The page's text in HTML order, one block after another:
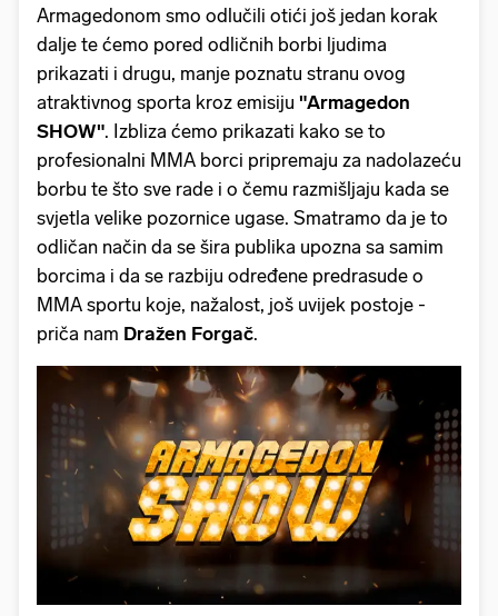
Armagedonom smo odlučili otići još jedan korak
dalje te ćemo pored odličnih borbi ljudima
prikazati i drugu, manje poznatu stranu ovog
atraktivnog sporta kroz emisiju "Armagedon
SHOW". Izbliza ćemo prikazati kako se to
profesionalni MMA borci pripremaju za nadolazeću
borbu te što sve rade i o čemu razmišljaju kada se
svjetla velike pozornice ugase. Smatramo da je to
odličan način da se šira publika upozna sa samim
borcima i da se razbiju određene predrasude o
MMA sportu koje, nažalost, još uvijek postoje -
priča nam Dražen Forgač.